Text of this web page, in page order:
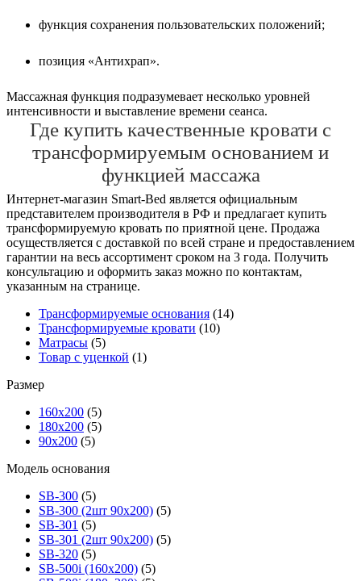
функция сохранения пользовательских положений;
позиция «Антихрап».
Массажная функция подразумевает несколько уровней
интенсивности и выставление времени сеанса.
Где купить качественные кровати с
трансформируемым основанием и
функцией массажа
Интернет-магазин Smart-Bed является официальным
представителем производителя в РФ и предлагает купить
трансформируемую кровать по приятной цене. Продажа
осуществляется с доставкой по всей стране и предоставлением
гарантии на весь ассортимент сроком на 3 года. Получить
консультацию и оформить заказ можно по контактам,
указанным на странице.
Трансформируемые основания (14)
Трансформируемые кровати (10)
Матрасы (5)
Товар с уценкой (1)
Размер
160х200 (5)
180х200 (5)
90х200 (5)
Модель основания
SB-300 (5)
SB-300 (2шт 90х200) (5)
SB-301 (5)
SB-301 (2шт 90х200) (5)
SB-320 (5)
SB-500i (160x200) (5)